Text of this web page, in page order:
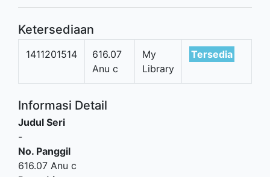
Ketersediaan
1411201514
616.07
Anu c
My
Library
Tersedia
Informasi Detail
Judul Seri
-
No. Panggil
616.07 Anu c